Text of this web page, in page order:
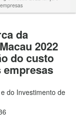
da
2022
do custo
empresas
do Investimento de